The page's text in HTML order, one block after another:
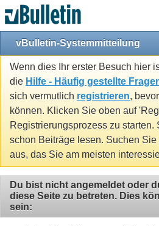
vBulletin-Systemmitteilung
Wenn dies Ihr erster Besuch hier
die Hilfe - Häufig gestellte
sich vermutlich registrieren,
können. Klicken Sie oben auf
Registrierungsprozess zu starten.
schon Beiträge lesen. Suchen
aus, das Sie am meisten
Du bist nicht angemeldet oder
diese Seite zu betreten. Dies
sein: